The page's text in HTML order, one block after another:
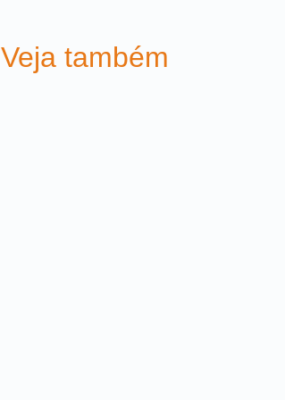
Veja também